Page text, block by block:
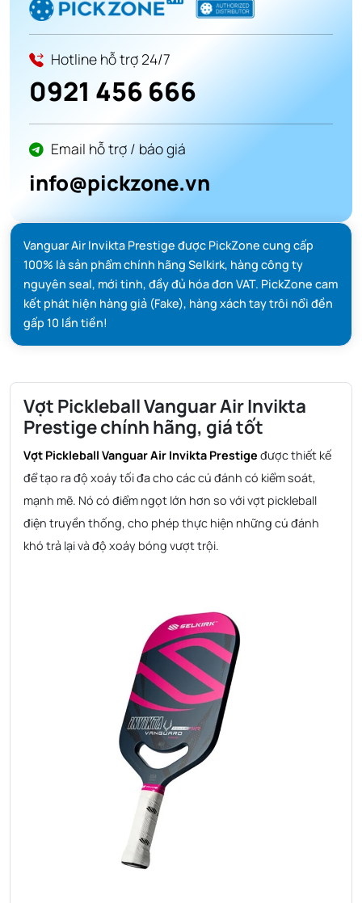
Hotline hỗ trợ 24/7
0921 456 666
Email hỗ trợ / báo giá
info@pickzone.vn
Vanguar Air Invikta Prestige được PickZone cung cấp
100% là sản phẩm chính hãng Selkirk, hàng công ty
nguyên seal, mới tinh, đầy đủ hóa đơn VAT. PickZone cam
kết phát hiện hàng giả (Fake), hàng xách tay trôi nổi đền
gấp 10 lần tiền!
Vợt Pickleball Vanguar Air Invikta
Prestige chính hãng, giá tốt
Vợt Pickleball Vanguar Air Invikta Prestige được thiết kế
để tạo ra độ xoáy tối đa cho các cú đánh có kiểm soát,
mạnh mẽ. Nó có điểm ngọt lớn hơn so với vợt pickleball
điện truyền thống, cho phép thực hiện những cú đánh
khó trả lại và độ xoáy bóng vượt trội.